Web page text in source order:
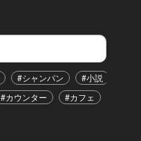
#シャンパン #小説
#カウンター #カフェ